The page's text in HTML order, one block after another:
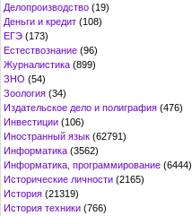
Делопроизводство (19)
Деньги и кредит (108)
ЕГЭ (173)
Естествознание (96)
Журналистика (899)
ЗНО (54)
Зоология (34)
Издательское дело и полиграфия (476)
Инвестиции (106)
Иностранный язык (62791)
Информатика (3562)
Информатика, программирование (6444)
Исторические личности (2165)
История (21319)
История техники (766)